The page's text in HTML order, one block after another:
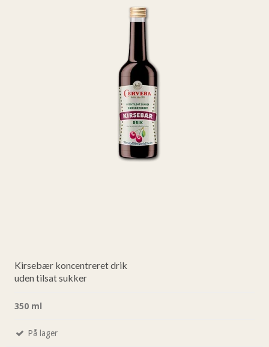
Kirsebær koncentreret drik
uden tilsat sukker
350 ml
På lager